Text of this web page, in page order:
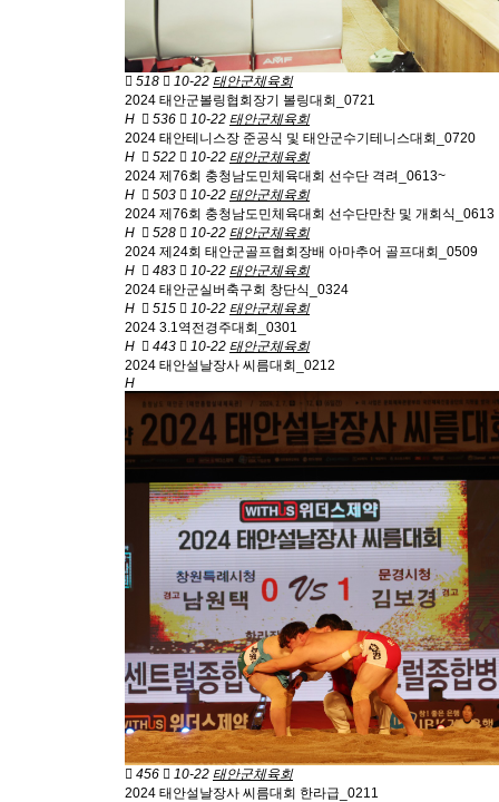
518 10-22 태안군체육회
2024 태안군볼링협회장기 볼링대회_0721
H
536 10-22 태안군체육회
2024 태안테니스장 준공식 및 태안군수기테니스대회_0720
H
522 10-22 태안군체육회
2024 제76회 충청남도민체육대회 선수단 격려_0613~
H
503 10-22 태안군체육회
2024 제76회 충청남도민체육대회 선수단만찬 및 개회식_0613
H
528 10-22 태안군체육회
2024 제24회 태안군골프협회장배 아마추어 골프대회_0509
H
483 10-22 태안군체육회
2024 태안군실버축구회 창단식_0324
H
515 10-22 태안군체육회
2024 3.1역전경주대회_0301
H
443 10-22 태안군체육회
2024 태안설날장사 씨름대회_0212
H
456 10-22 태안군체육회
2024 태안설날장사 씨름대회 한라급_0211